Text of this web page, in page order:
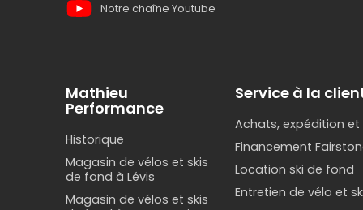
Notre chaîne Youtube
Mathieu
Performance
Historique
Magasin de vélos et skis
de fond à Lévis
Magasin de vélos et skis
Service à la
Achats, expédition et
Financement
Location ski de fond
Entretien de vélo et